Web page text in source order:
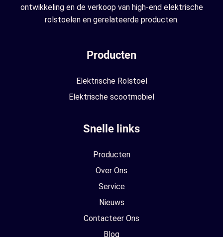
ontwikkeling en de verkoop van high-end elektrische
rolstoelen en gerelateerde producten.
Producten
Elektrische Rolstoel
Elektrische scootmobiel
Snelle links
Producten
Over Ons
Service
Nieuws
Contacteer Ons
Blog